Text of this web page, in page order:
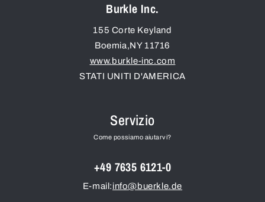
Burkle Inc.
155 Corte Keyland
Boemia,NY 11716
www.burkle-inc.com
STATI UNITI D'AMERICA
Servizio
Come possiamo aiutarvi?
+49 7635 6121-0
E-mail:info@buerkle.de